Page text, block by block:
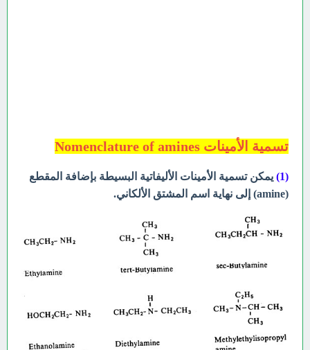
تسمية الأمينات Nomenclature of amines
(1)
يمكن تسمية الأمينات الأليفاتية البسيطة بإضافة المقطع
(amine) إلى نهاية اسم المشتق الألكاني.